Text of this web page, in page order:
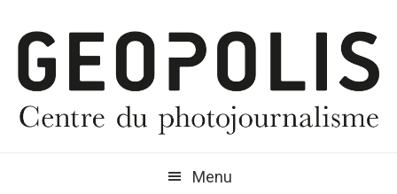
navigation
principale
contenu
principal
barre
latérale
Menu